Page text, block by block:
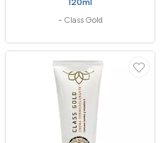
120ml
- Class Gold